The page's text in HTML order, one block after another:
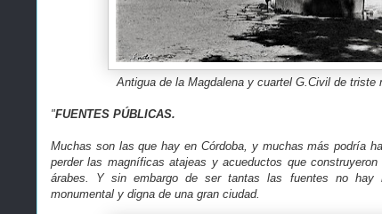
Antigua de la Magdalena y cuartel G.Civil de triste
"FUENTES PÚBLICAS.
Muchas son las que hay en Córdoba, y muchas más podría
perder las magníficas atajeas y acueductos que
árabes. Y sin embargo de ser tantas las fuentes no hay
monumental y digna de una gran ciudad.